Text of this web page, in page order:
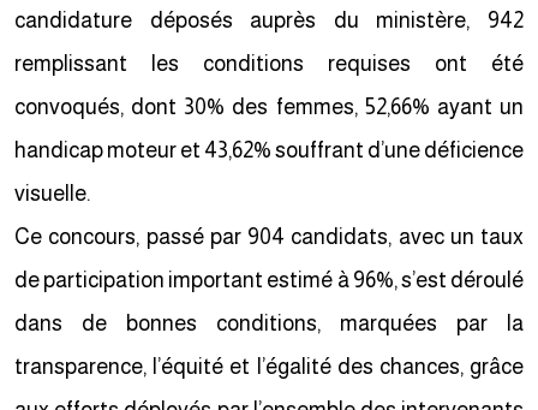
candidature déposés auprès du ministère, 942
remplissant les conditions requises ont été
convoqués, dont 30% des femmes, 52,66% ayant un
handicap moteur et 43,62% souffrant d’une déficience
visuelle.
Ce concours, passé par 904 candidats, avec un taux
de participation important estimé à 96%, s’est déroulé
dans de bonnes conditions, marquées par la
transparence, l’équité et l’égalité des chances, grâce